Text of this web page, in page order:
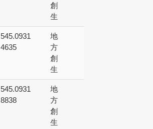
創
生
545.0931
4635
地
方
創
生
545.0931
8838
地
方
創
生